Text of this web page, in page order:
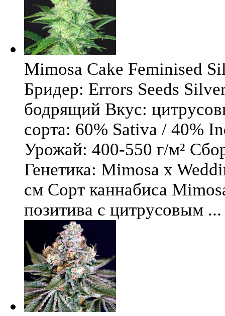
Mimosa Cake Feminised
Бридер: Errors Seeds
бодрящий Вкус:
сорта: 60% Sativa / 40%
Урожай: 400-550 г/м²
Генетика: Mimosa x
см Сорт каннабиса
позитива с цитрусовым ...